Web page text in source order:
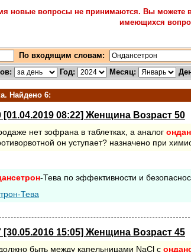
новые вопросы не принимаются. Вы можете
имеющихся
По входящим словам:
Год: Месяц:
Найдено 6:
[01.04.2019 08:22] Женщина Возраст 50
нет зофрана в таблетках, а аналог
он уступает? назначено при
-Тева по эффективности и
Тева
[30.05.2016 15:05] Женщина Возраст 45
быть между капельницами NaCl с